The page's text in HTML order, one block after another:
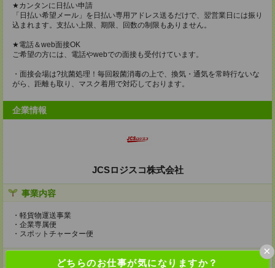
どちらのお仕事が気になりますか？
×
★カンタンに日払い申請
「日払い希望メール」を日払い専用アドレス送るだけで、翌営業日には振り
込まれます。支払い上限、期限、回数の制限もありません。
★電話＆web面接OK
ご希望の方には、電話やwebでの面接も受付けています。
・面接会場は?抗菌処理！毎回殺菌消毒の上で、換気・通気を常時行ないな
がら、距離も取り、マスク着用で対応しております。
企業情報
JCSロジスコ株式会社
事業内容
・軽貨物運送事業
・企業専属便
・スポットチャーター便
ホームページ